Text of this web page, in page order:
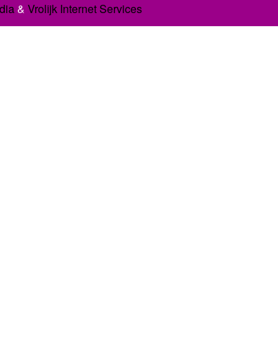
& Vrolijk Internet Services